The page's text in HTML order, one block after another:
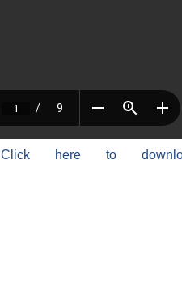
Click here to